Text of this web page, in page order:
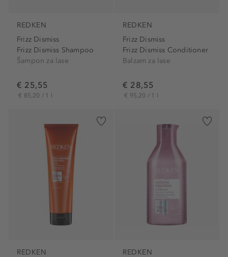
REDKEN
Frizz Dismiss
Frizz Dismiss Shampoo
Šampon za lase
€ 25,55
€ 85,20 / 1 l
REDKEN
Frizz Dismiss
Frizz Dismiss Conditioner
Balzam za lase
€ 28,55
€ 95,20 / 1 l
REDKEN
REDKEN